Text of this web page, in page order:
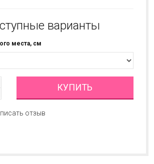
варианты
места, см
КУПИТЬ
отзыв